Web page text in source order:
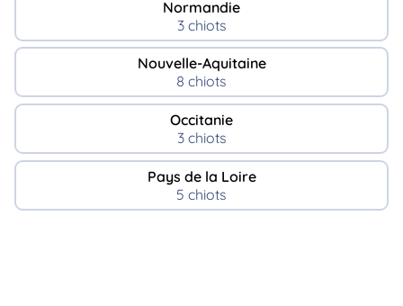
Normandie
3 chiots
Nouvelle-Aquitaine
8 chiots
Occitanie
3 chiots
Pays de la Loire
5 chiots